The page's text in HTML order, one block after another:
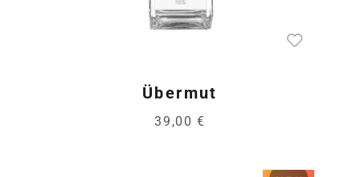
Übermut
39,00 €